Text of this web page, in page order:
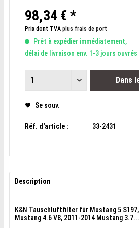
98,34 € *
Prix dont TVA plus frais de port
Prêt à expédier immédiatement,
délai de livraison env. 1-3 jours ouvrés
Dans
Se souv.
Réf. d'article : 33-2431
Description
K&N Tauschluftfilter für Mustang 5
Mustang 4.6 V8, 2011-2014 Mustang 3.7...